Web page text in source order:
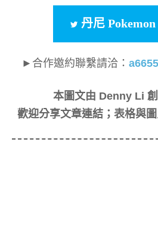
丹尼
►合作邀約聯繫請洽：
本圖文由 Denny Li
歡迎分享文章連結；表格與